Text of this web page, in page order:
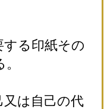
る印紙その
は自己の代